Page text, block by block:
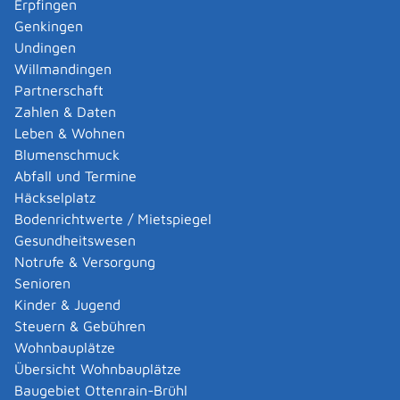
Erpfingen
Genkingen
Undingen
Willmandingen
Partnerschaft
Zahlen & Daten
Leben & Wohnen
Blumenschmuck
Abfall und Termine
Häckselplatz
Bodenrichtwerte / Mietspiegel
Gesundheitswesen
Notrufe & Versorgung
Senioren
Kinder & Jugend
Steuern & Gebühren
Wohnbauplätze
Übersicht Wohnbauplätze
Baugebiet Ottenrain-Brühl
Wenn sich Ihre Liegenschaft in einem Stadtkreis
oder in einer der 12 Städte (Aalen, Göppingen,
Heidenheim an der Brenz, Konstanz, Lörrach,
Ludwigsburg, Reutlingen, Schwäbisch Gmünd,
Sindelfingen, Singen, Villingen-Schwenningen,
Tübingen) befindet:
die Stadtverwaltung
Landratsamt Reutlingen
Leistungsdetails
Voraussetzungen
Jede Person ist berechtigt,
Einsicht in das Liegenschaftskataster zu nehmen
und
Auszüge aus dem Liegenschaftskataster zu
erhalten.